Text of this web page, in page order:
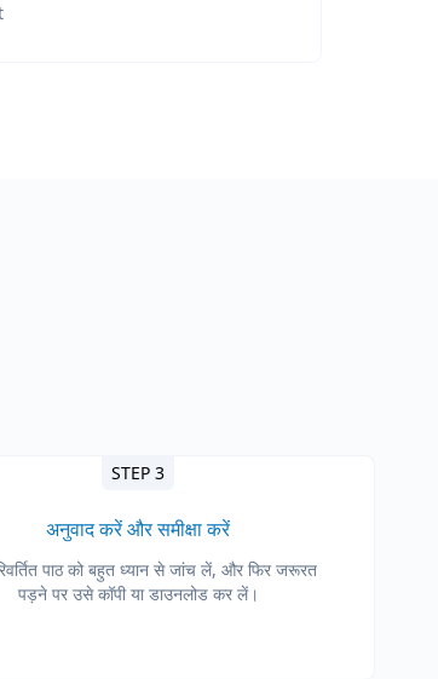
STEP 3
अनुवाद करें और समीक्षा करें
पाठ को बहुत ध्यान से जांच लें, और फिर जरूरत
पड़ने पर उसे कॉपी या डाउनलोड कर लें।